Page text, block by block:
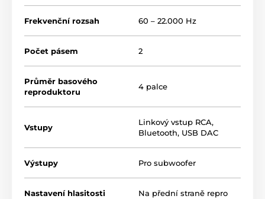
Frekvenční rozsah 60 – 22.000 Hz
Počet pásem 2
Průměr basového
reproduktoru
4 palce
Vstupy
Linkový vstup RCA,
Bluetooth, USB DAC
Výstupy Pro subwoofer
Nastavení hlasitosti Na přední straně repro